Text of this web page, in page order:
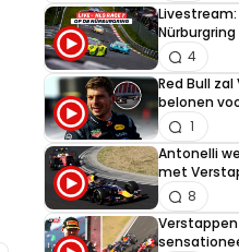
Livestream:
4
Red Bull
belonen
1
Antonelli
met
8